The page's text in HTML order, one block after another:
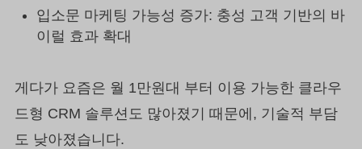
입소문 마케팅 가능성 증가: 충성 고객 기반의 바
이럴 효과 확대
게다가 요즘은 월 1만원대 부터 이용 가능한 클라우
드형 CRM 솔루션도 많아졌기 때문에, 기술적 부담
도 낮아졌습니다.